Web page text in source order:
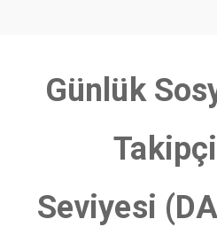
Günlük
Seviyesi